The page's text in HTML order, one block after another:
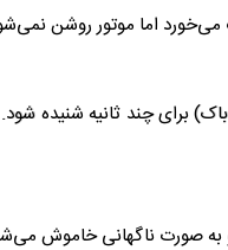
می‌خورد اما موتور روشن
برای چند ثانیه شنیده شود.
به صورت ناگهانی خاموش